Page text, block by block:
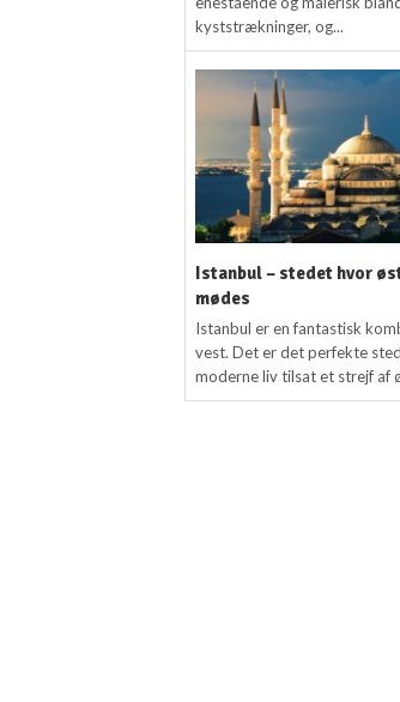
kyststrækninger, og...
Istanbul – stedet hvor
mødes
Istanbul er en fantastisk
vest. Det er det perfekte
moderne liv tilsat et strejf af